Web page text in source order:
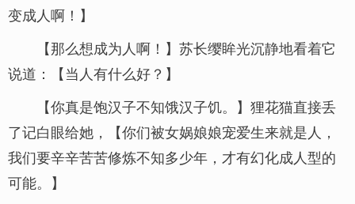
变成人啊！】
【那么想成为人啊！】苏长缨眸光沉静地看着它
说道：【当人有什么好？】
【你真是饱汉子不知饿汉子饥。】狸花猫直接丢
了记白眼给她，【你们被女娲娘娘宠爱生来就是人，
我们要辛辛苦苦修炼不知多少年，才有幻化成人型的
可能。】